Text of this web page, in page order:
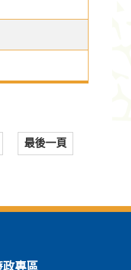
頁
最後一頁
政專區